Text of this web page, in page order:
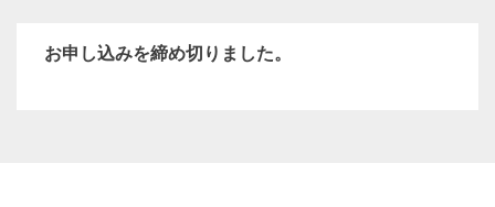
お申し込みを締め切りました。